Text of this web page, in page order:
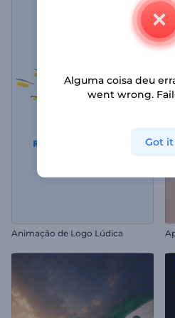
Animação de Logo Lúdica
Alguma coisa deu
went wrong.
Got it